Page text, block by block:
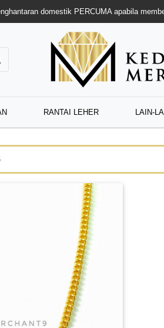
domestik PERCUMA apabila
RANTAI LEHER LAIN-